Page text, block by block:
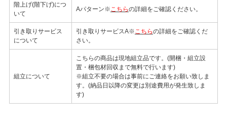
階上げ(階下げ)につ
いて
Aパターン※こちらの詳細をご確認ください。
引き取りサービス
について
引き取りサービスA※こちらの詳細をご確認くだ
さい。
組立について
こちらの商品は現地組立品です。(開梱・組立設
置・梱包材回収まで無料で行います)
※組立不要の場合は事前にご連絡をお願い致しま
す。(納品日以降の変更は別途費用が発生致しま
す)